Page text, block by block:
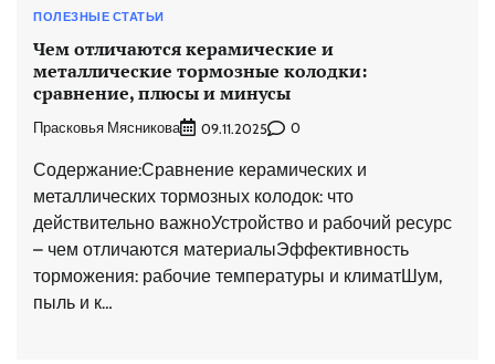
ПОЛЕЗНЫЕ СТАТЬИ
Чем отличаются керамические и
металлические тормозные колодки:
сравнение, плюсы и минусы
Прасковья Мясникова 09.11.2025 0
Содержание:Сравнение керамических и
металлических тормозных колодок: что
действительно важноУстройство и рабочий ресурс
– чем отличаются материалыЭффективность
торможения: рабочие температуры и климатШум,
пыль и к…